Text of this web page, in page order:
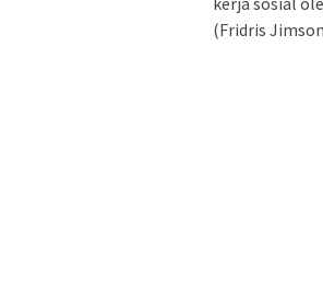
(Fridris